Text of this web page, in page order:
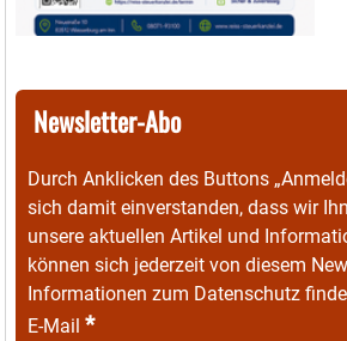
Newsletter-Abo
Durch Anklicken des Buttons
sich damit einverstanden, dass wir
unsere aktuellen Artikel und
können sich jederzeit von diesem
Informationen zum Datenschutz
E-Mail *